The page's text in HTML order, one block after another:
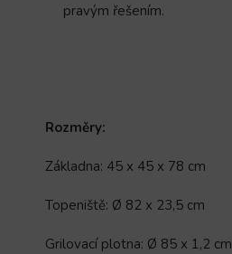
pravým řešením.
Rozměry:
Základna: 45 x 45 x 78 cm
Topeniště: Ø 82 x 23,5 cm
Grilovací plotna: Ø 85 x 1,2 cm